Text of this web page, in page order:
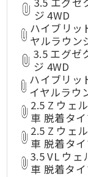
ジ 4WD
ハイブリッ
ヤルラウン
3.5 エグゼ
ジ 4WD
ハイブリッ
イヤルラウ
2.5 Z ウェ
車 脱着タ
2.5 Z ウェ
車 脱着タ
3.5 VL ウェ
車 脱着タ